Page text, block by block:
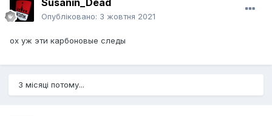
Susanin_Dead
Опубліковано: 3 жовтня 2021
ох уж эти карбоновые следы
3 місяці потому...